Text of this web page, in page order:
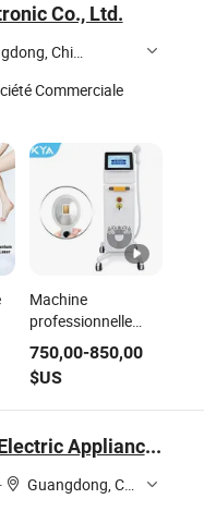
808Co., Ltd.
China
Commerciale
Machine
professionnelle
d'épilation au laser
pour équipements
de salon de beauté
et applications de
750,00-850,00
$US
Guangzhou Xinyang Electric Appliance Co., Ltd.
·
Guangdong, China